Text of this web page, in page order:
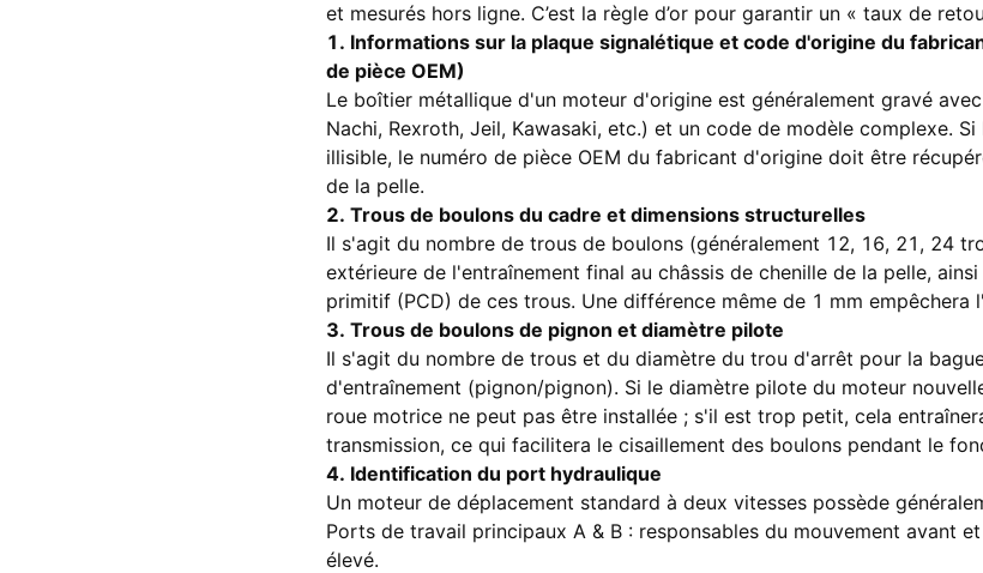
et mesurés hors ligne. C’est la règle d’or pour garantir un « taux de
1. Informations sur la plaque signalétique et code d'origine du
de pièce OEM)
Le boîtier métallique d'un moteur d'origine est généralement gravé
Nachi, Rexroth, Jeil, Kawasaki, etc.) et un code de modèle complexe.
illisible, le numéro de pièce OEM du fabricant d'origine doit être
de la pelle.
2. Trous de boulons du cadre et dimensions structurelles
Il s'agit du nombre de trous de boulons (généralement 12, 16, 21, 24
extérieure de l'entraînement final au châssis de chenille de la pelle,
primitif (PCD) de ces trous. Une différence même de 1 mm empêchera
3. Trous de boulons de pignon et diamètre pilote
Il s'agit du nombre de trous et du diamètre du trou d'arrêt pour la
d'entraînement (pignon/pignon). Si le diamètre pilote du moteur
roue motrice ne peut pas être installée ; s'il est trop petit, cela
transmission, ce qui facilitera le cisaillement des boulons pendant le
4. Identification du port hydraulique
Un moteur de déplacement standard à deux vitesses possède
Ports de travail principaux A & B : responsables du mouvement avant
élevé.